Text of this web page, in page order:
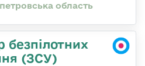
область
безпілотних
(ЗСУ)